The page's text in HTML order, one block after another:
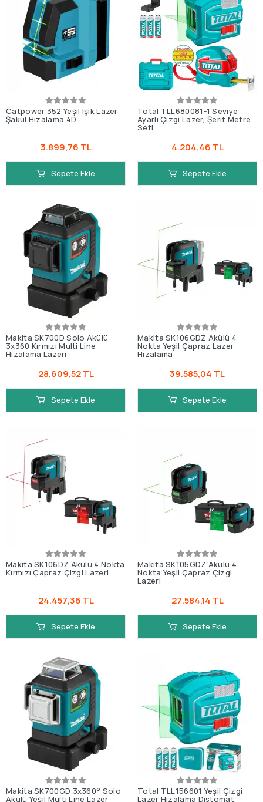
Catpower 352 Yeşil Işık Lazer
Şakül Hizalama 4D
3.899,76 TL
Sepete Ekle
Total TLL680081-1 Seviye
Ayarlı Çizgi Lazer, Şerit Metre
Seti
4.204,46 TL
Sepete Ekle
Makita SK700D Solo Akülü
3x360 Kırmızı Multi Line
Hizalama Lazeri
28.609,52 TL
Sepete Ekle
Makita SK106GDZ Akülü 4
Nokta Yeşil Çapraz Lazer
Hizalama
39.585,04 TL
Sepete Ekle
Makita SK106DZ Akülü 4 Nokta
Kırmızı Çapraz Çizgi Lazeri
24.457,36 TL
Sepete Ekle
Makita SK105GDZ Akülü 4
Nokta Yeşil Çapraz Çizgi
Lazeri
27.584,14 TL
Sepete Ekle
Makita SK700GD 3x360° Solo
Akülü Yeşil Multi Line Lazer
Total TLL156601 Yeşil Çizgi
Lazer Hizalama Distomat